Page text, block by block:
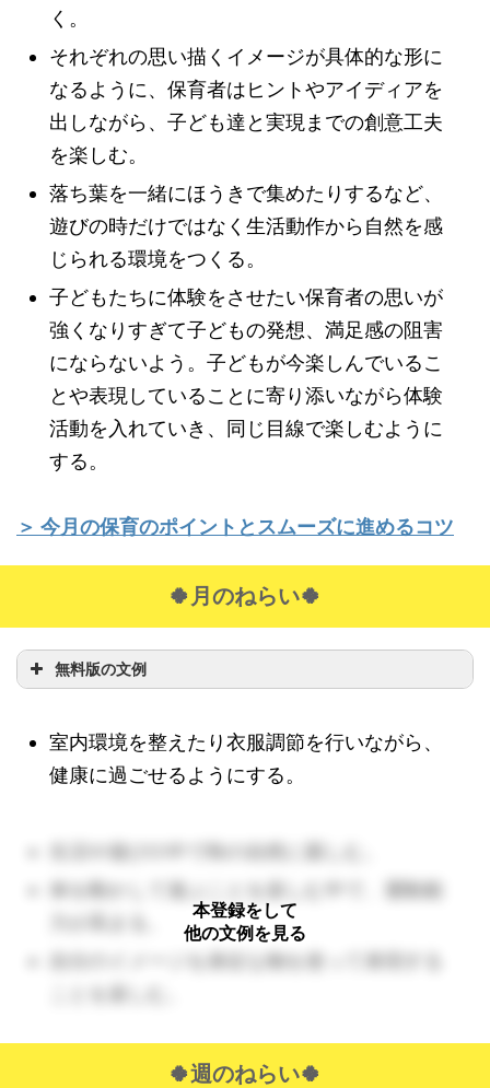
く。
それぞれの思い描くイメージが具体的な形に
なるように、保育者はヒントやアイディアを
出しながら、子ども達と実現までの創意工夫
を楽しむ。
落ち葉を一緒にほうきで集めたりするなど、
遊びの時だけではなく生活動作から自然を感
じられる環境をつくる。
子どもたちに体験をさせたい保育者の思いが
強くなりすぎて子どもの発想、満足感の阻害
にならないよう。子どもが今楽しんでいるこ
とや表現していることに寄り添いながら体験
活動を入れていき、同じ目線で楽しむように
する。
＞ 今月の保育のポイントとスムーズに進めるコツ
🍀月のねらい🍀
無料版の文例
室内環境を整えたり衣服調節を行いながら、
健康に過ごせるようにする。
本登録をして
他の文例を見る
🍀週のねらい🍀